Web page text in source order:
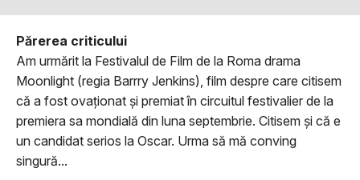
Părerea criticului
Am urmărit la Festivalul de Film de la Roma drama
Moonlight (regia Barrry Jenkins), film despre care citisem
că a fost ovaționat și premiat în circuitul festivalier de la
premiera sa mondială din luna septembrie. Citisem și că e
un candidat serios la Oscar. Urma să mă conving
singură...